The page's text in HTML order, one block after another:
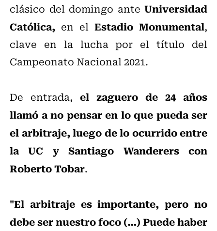
clásico del domingo ante Universidad
Católica, en el Estadio Monumental,
clave en la lucha por el título del
Campeonato Nacional 2021.
De entrada, el zaguero de 24 años
llamó a no pensar en lo que pueda ser
el arbitraje, luego de lo ocurrido entre
la UC y Santiago Wanderers con
Roberto Tobar.
"El arbitraje es importante, pero no
debe ser nuestro foco (…) Puede haber